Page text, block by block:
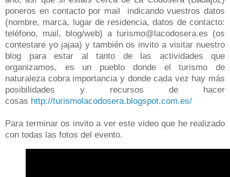
poneros en contacto por mail indicando vuestros datos
(nombre, marca, lugar de residencia, datos de contacto:
teléfono, mail, blog/web) a turismo@lacodosera.es (os
contestare yo jajaa) y también os invito a visitar nuestro
blog para estar al tanto de las actividades que
organizamos, es un pueblo donde el turismo de
naturaleza cobra importancia y donde cada vez hay más
posibilidades y recursos de hacer
cosas http://turismolacodosera.blogspot.com.es/
Para terminar os invito a ver este video que he realizado
con todas las fotos del evento.